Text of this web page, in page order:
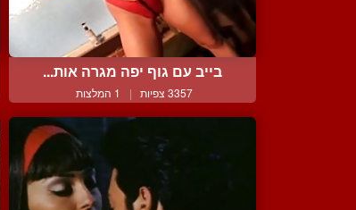
בייב עם גוף יפה מגרה אות...
3357 צפיות | 1 המלצות